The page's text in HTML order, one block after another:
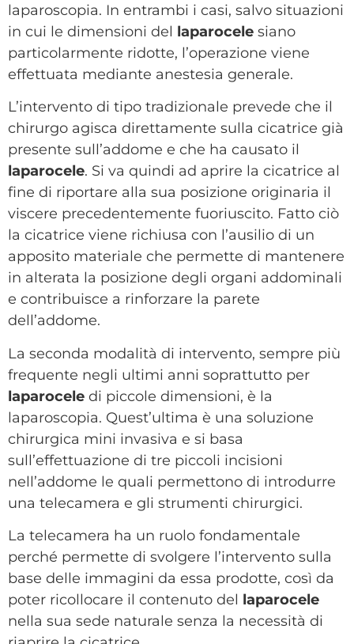
laparoscopia. In entrambi i casi, salvo situazioni
in cui le dimensioni del laparocele siano
particolarmente ridotte, l’operazione viene
effettuata mediante anestesia generale.
L’intervento di tipo tradizionale prevede che il
chirurgo agisca direttamente sulla cicatrice già
presente sull’addome e che ha causato il
laparocele. Si va quindi ad aprire la cicatrice al
fine di riportare alla sua posizione originaria il
viscere precedentemente fuoriuscito. Fatto ciò
la cicatrice viene richiusa con l’ausilio di un
apposito materiale che permette di mantenere
in alterata la posizione degli organi addominali
e contribuisce a rinforzare la parete
dell’addome.
La seconda modalità di intervento, sempre più
frequente negli ultimi anni soprattutto per
laparocele di piccole dimensioni, è la
laparoscopia. Quest’ultima è una soluzione
chirurgica mini invasiva e si basa
sull’effettuazione di tre piccoli incisioni
nell’addome le quali permettono di introdurre
una telecamera e gli strumenti chirurgici.
La telecamera ha un ruolo fondamentale
perché permette di svolgere l’intervento sulla
base delle immagini da essa prodotte, così da
poter ricollocare il contenuto del laparocele
nella sua sede naturale senza la necessità di